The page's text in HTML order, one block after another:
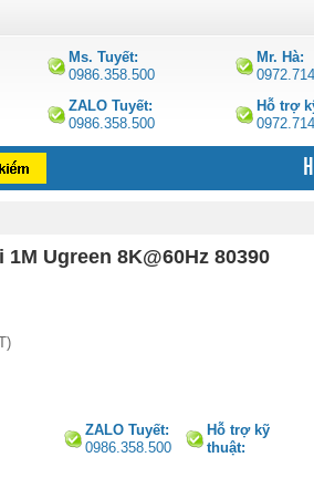
Ms. Tuyết:
0986.358.500
Mr. Hà:
ZALO Tuyết:
0986.358.500
Hỗ trợ
Ugreen 8K@60Hz 80390
ZALO Tuyết:
0986.358.500
Hỗ trợ kỹ
thuật: